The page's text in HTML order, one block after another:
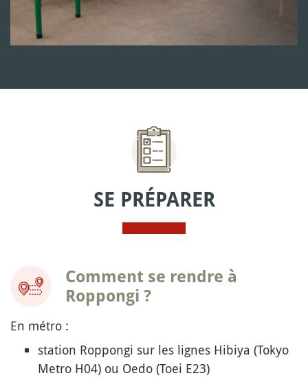
SE PRÉPARER
Comment se rendre à
Roppongi ?
En métro :
station Roppongi sur les lignes Hibiya (Tokyo
Metro H04) ou Oedo (Toei E23)